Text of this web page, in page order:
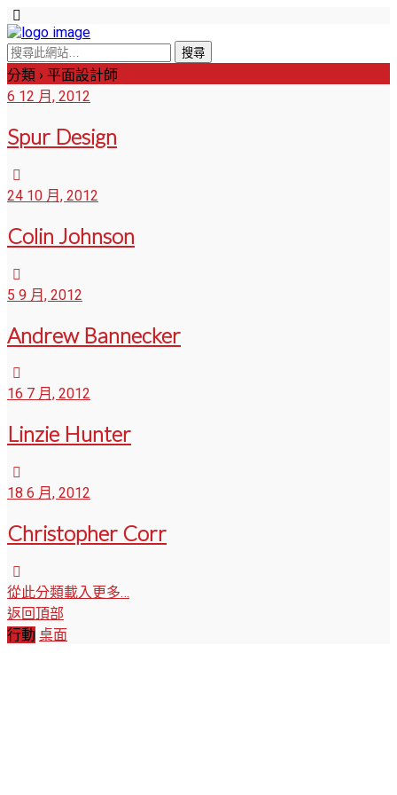
分類 › 平面設計師
6 12 月, 2012
Spur Design
24 10 月, 2012
Colin Johnson
5 9 月, 2012
Andrew Bannecker
16 7 月, 2012
Linzie Hunter
18 6 月, 2012
Christopher Corr
從此分類載入更多…
返回頂部
行動 桌面